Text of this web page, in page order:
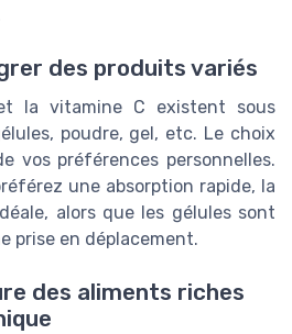
des produits variés
la vitamine C existent sous
poudre, gel, etc. Le choix
vos préférences personnelles.
une absorption rapide, la
alors que les gélules sont
prise en déplacement.
des aliments riches